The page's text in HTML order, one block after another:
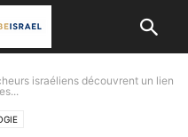
israéliens découvrent un lien